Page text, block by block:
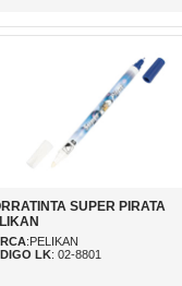
SUPER PIRATA
:PELIKAN
LK: 02-8801